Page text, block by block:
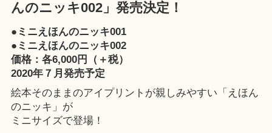
んのニッキ002」発売決定！
●ミニえほんのニッキ001
●ミニえほんのニッキ002
価格：各6,000円（＋税）
2020年７月発売予定
絵本そのままのアイプリントが親しみやすい「えほん
のニッキ」が
ミニサイズで登場！